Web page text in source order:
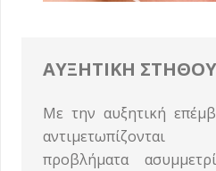
ΑΥΞΗΤΙΚΗ
Με την αυξητική
αντιμετωπίζονται
προβλήματα